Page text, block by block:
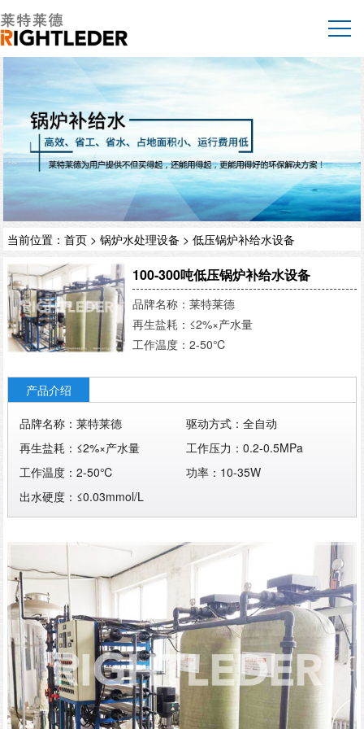
当前位置： 首页> 锅炉水处理设备 > 低压锅炉补给水设备
100-300吨低压锅炉补给水设备
品牌名称：莱特莱德
再生盐耗：≤2%×产水量
工作温度：2-50℃
产品介绍
品牌名称：莱特莱德
驱动方式：全自动
再生盐耗：≤2%×产水量
工作压力：0.2-0.5MPa
工作温度：2-50℃
功率：10-35W
出水硬度：≤0.03mmol/L